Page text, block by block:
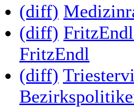
(diff)
(diff)
FritzEndl
(diff)